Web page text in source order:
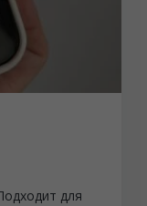
для